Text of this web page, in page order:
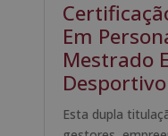
Coach
Desportivo
Em
Mestrado
Desportivo
Esta dupla